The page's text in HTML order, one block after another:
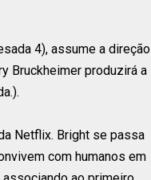
4), assume a direção
Bruckheimer produzirá a
Netflix. Bright se passa
com humanos em